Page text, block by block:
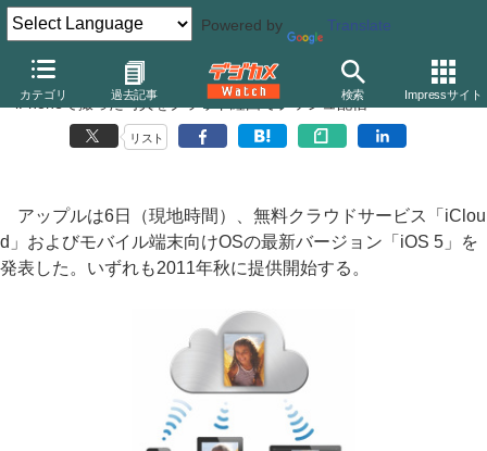
Powered by Translate
カテゴリ 過去記事 検索 Impressサイト
アップル、「iCloud」「iOS 5」の写真関連機能を予告
〜iPhoneで撮った写真をクラウド経由でプッシュ配信
リスト
アップルは6日（現地時間）、無料クラウドサービス「iClou
d」およびモバイル端末向けOSの最新バージョン「iOS 5」を
発表した。いずれも2011年秋に提供開始する。